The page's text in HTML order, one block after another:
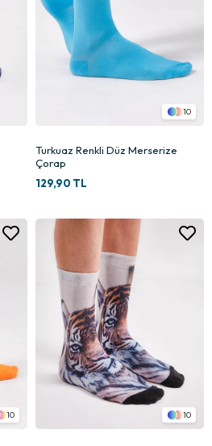
10
Turkuaz Renkli Düz Merserize
Çorap
129,90 TL
10 10